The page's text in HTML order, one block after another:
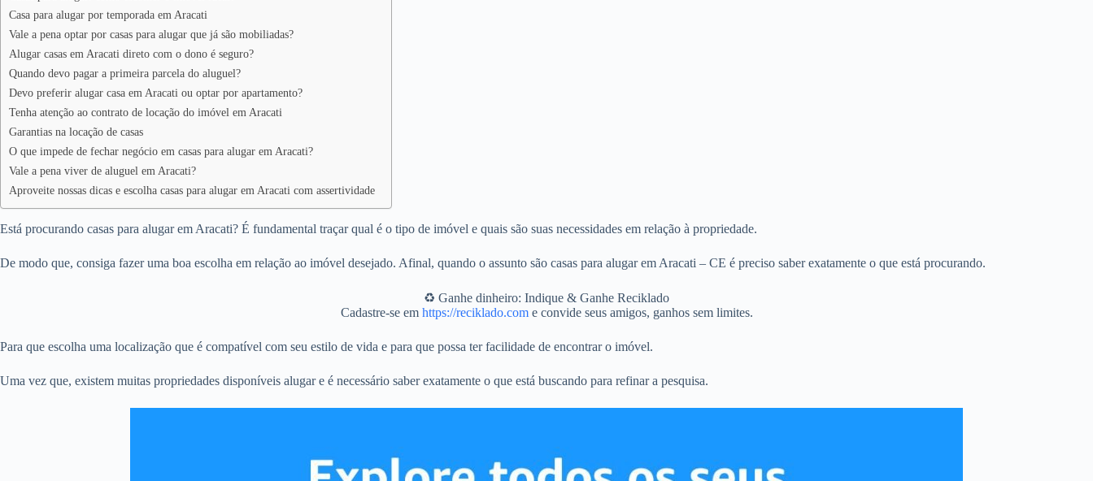
Casa para alugar por temporada em Aracati
Vale a pena optar por casas para alugar que já são mobiliadas?
Alugar casas em Aracati direto com o dono é seguro?
Quando devo pagar a primeira parcela do aluguel?
Devo preferir alugar casa em Aracati ou optar por apartamento?
Tenha atenção ao contrato de locação do imóvel em Aracati
Garantias na locação de casas
O que impede de fechar negócio em casas para alugar em Aracati?
Vale a pena viver de aluguel em Aracati?
Aproveite nossas dicas e escolha casas para alugar em Aracati com assertividade
Está procurando casas para alugar em Aracati? É fundamental traçar qual é o tipo de imóvel e quais são suas necessidades em relação à propriedade.
De modo que, consiga fazer uma boa escolha em relação ao imóvel desejado. Afinal, quando o assunto são casas para alugar em Aracati – CE é preciso saber exatamente o que está procurando.
♻️ Ganhe dinheiro: Indique & Ganhe Reciklado
Cadastre-se em https://reciklado.come convide seus amigos, ganhos sem limites.
Para que escolha uma localização que é compatível com seu estilo de vida e para que possa ter facilidade de encontrar o imóvel.
Uma vez que, existem muitas propriedades disponíveis alugar e é necessário saber exatamente o que está buscando para refinar a pesquisa.